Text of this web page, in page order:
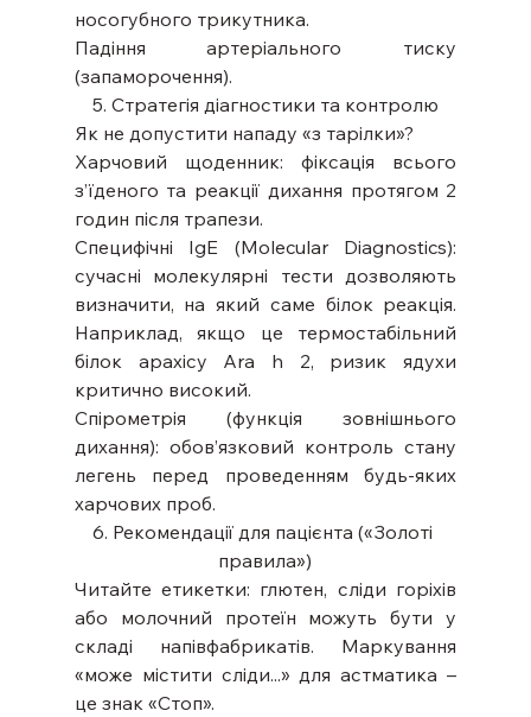
носогубного трикутника.
Падіння артеріального тиску
(запаморочення).
5. Стратегія діагностики та контролю
Як не допустити нападу «з тарілки»?
Харчовий щоденник: фіксація всього
з’їденого та реакції дихання протягом 2
годин після трапези.
Специфічні IgE (Molecular Diagnostics):
сучасні молекулярні тести дозволяють
визначити, на який саме білок реакція.
Наприклад, якщо це термостабільний
білок арахісу Ara h 2, ризик ядухи
критично високий.
Спірометрія (функція зовнішнього
дихання): обов’язковий контроль стану
легень перед проведенням будь-яких
харчових проб.
6. Рекомендації для пацієнта («Золоті
правила»)
Читайте етикетки: глютен, сліди горіхів
або молочний протеїн можуть бути у
складі напівфабрикатів. Маркування
«може містити сліди...» для астматика –
це знак «Стоп».